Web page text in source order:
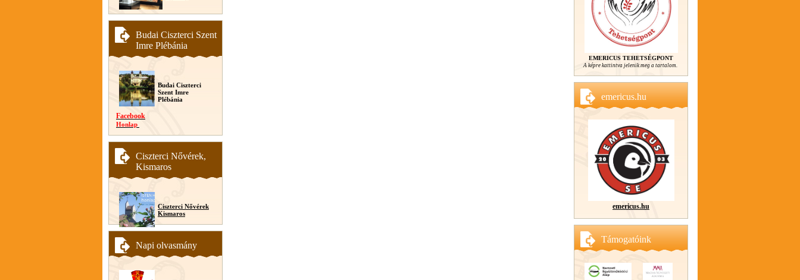
Budai Ciszterci Szent
Imre Plébánia
Budai Ciszterci
Szent Imre
Plébánia
Facebook
Honlap
Ciszterci Nővérek,
Kismaros
Ciszterci Nővérek
Kismaros
Napi olvasmány
EMERICUS TEHETSÉGPONT
A képre kattintva jelenik meg a tartalom.
emericus.hu
emericus.hu
Támogatóink